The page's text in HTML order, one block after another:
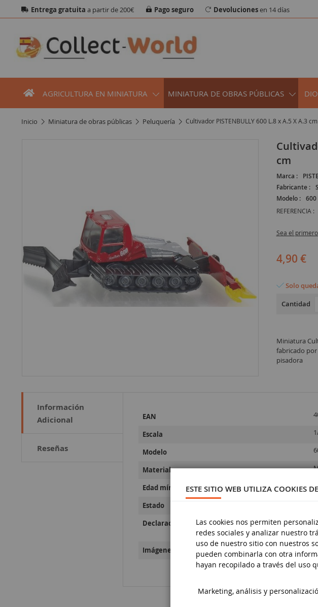
Entrega gratuita a partir de 200€ Pago seguro Devolucionesen 14 días
AGRICULTURA EN MINIATURA MINIATURA DE OBRAS PÚBLICAS
inicio miniatura de obras públicas peluquería Cultivador PISTENBULLY 600 L.8 x A.5 X A.3 cm
Cultivador PISTENBULLY 600 L.8 x A.5 X A.3
cm
Marca :
Fabricante :
Modelo :
600
REFERENCIA :
Sea el
4,90 €
Solo
Cantidad
Miniatura
fabricado por
pisadora
Información
Adicional
Reseñas
Información
EAN
Escala
Modelo
Material
Edad mínima
Estado
Declaraciones sobre la seguridad de los productos
Imágenes sobre la seguridad de los productos
ESTE SITIO WEB UTILIZA COOKIES
Las cookies nos permiten
redes sociales y analizar nuestro
uso de nuestro sitio con nuestros
pueden combinarla con otra
hayan recopilado a través del uso
Marketing, análisis y